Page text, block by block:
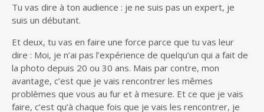
Tu vas dire à ton audience : je ne suis pas un expert, je
suis un débutant.
Et deux, tu vas en faire une force parce que tu vas leur
dire : Moi, je n’ai pas l’expérience de quelqu’un qui a fait de
la photo depuis 20 ou 30 ans. Mais par contre, mon
avantage, c’est que je vais rencontrer les mêmes
problèmes que vous au fur et à mesure. Et ce que je vais
faire, c’est qu’à chaque fois que je vais les rencontrer, je